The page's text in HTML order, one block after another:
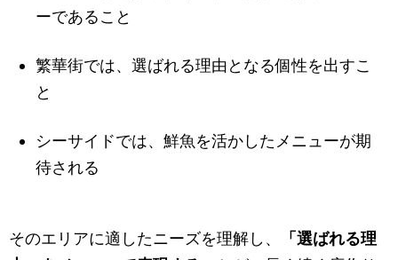
ーであること
繁華街では、選ばれる理由となる個性を出すこ
と
シーサイドでは、鮮魚を活かしたメニューが期
待される
そのエリアに適したニーズを理解し、
「選ばれる理